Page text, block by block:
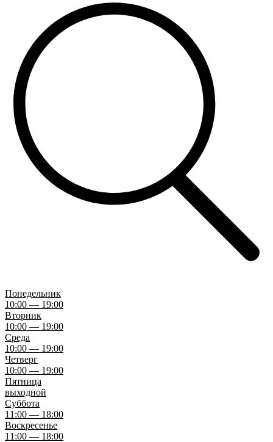
Понедельник
10:00 — 19:00
Вторник
10:00 — 19:00
Среда
10:00 — 19:00
Четверг
10:00 — 19:00
Пятница
выходной
Суббота
11:00 — 18:00
Воскресенье
11:00 — 18:00